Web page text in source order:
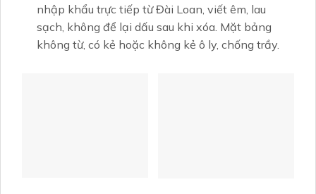
nhập khẩu trực tiếp từ Đài Loan, viết êm, lau
sạch, không để lại dấu sau khi xóa. Mặt bảng
không từ, có kẻ hoặc không kẻ ô ly, chống trầy.